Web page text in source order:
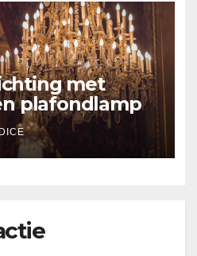
met
plafondlamp